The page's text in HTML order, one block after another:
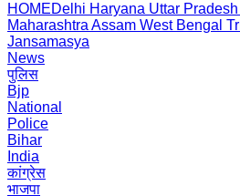
HOMEDelhi Haryana Uttar Pradesh
Maharashtra Assam West Bengal
Jansamasya
News
पुलिस
Bjp
National
Police
Bihar
India
कांग्रेस
भाजपा